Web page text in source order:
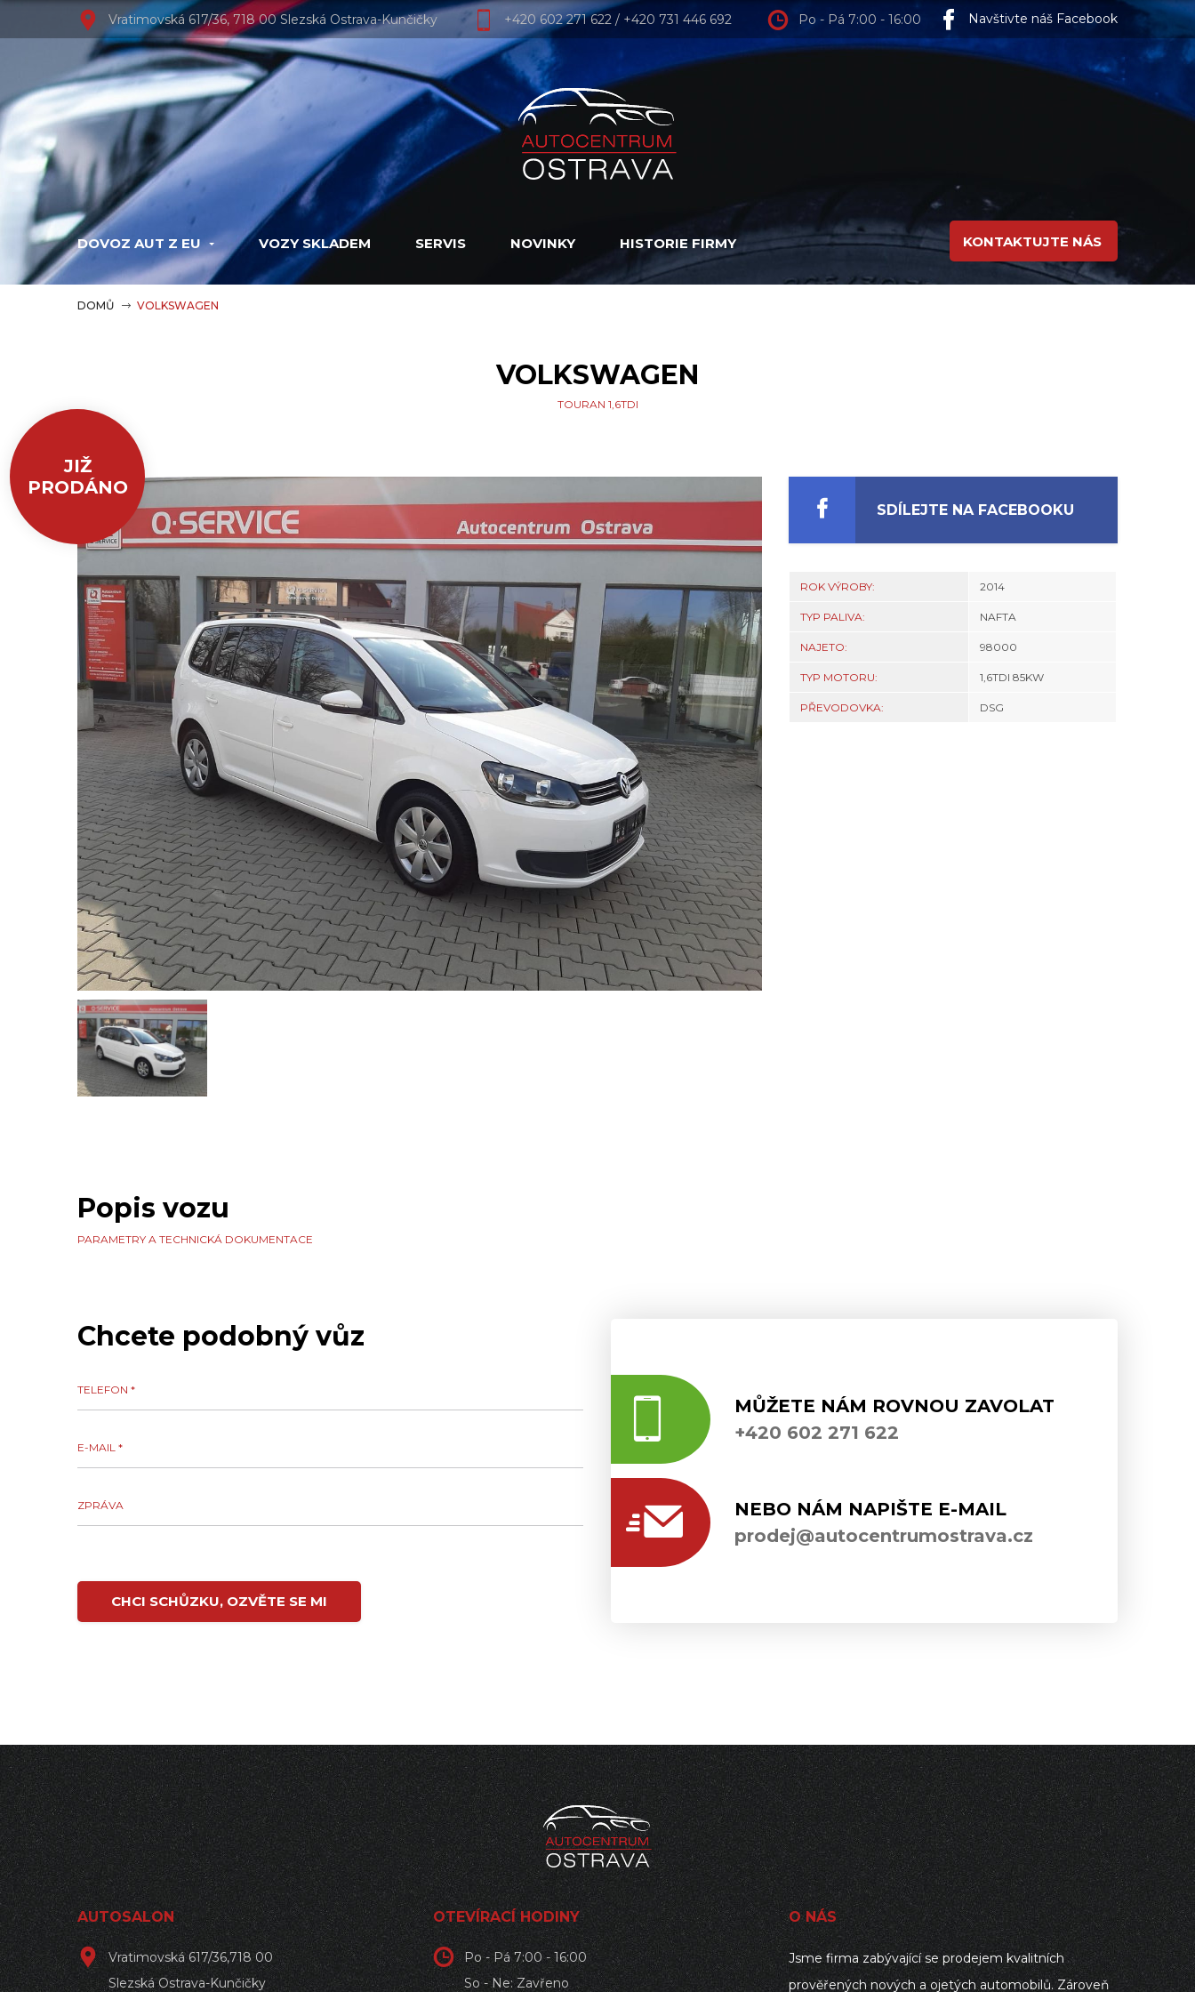
Vratimovská 617/36, 718 00 Slezská Ostrava-Kunčičky +420 602 271 622 / +420 731 446 692 Po - Pá 7:00 - 16:00 Navštivte náš Facebook
DOVOZ AUT Z EU VOZY SKLADEM SERVIS NOVINKY HISTORIE FIRMY KONTAKTUJTE NÁS
DOMŮ VOLKSWAGEN
VOLKSWAGEN
TOURAN 1,6TDI
JIŽ
PRODÁNO
SDÍLEJTE NA FACEBOOKU
ROK VÝROBY: 2014
TYP PALIVA: NAFTA
NAJETO: 98000
TYP MOTORU: 1,6TDI 85KW
PŘEVODOVKA: DSG
Popis vozu
PARAMETRY A TECHNICKÁ DOKUMENTACE
Chcete podobný vůz
MŮŽETE NÁM ROVNOU ZAVOLAT
+420 602 271 622
NEBO NÁM NAPIŠTE E-MAIL
prodej@autocentrumostrava.cz
AUTOSALON
Vratimovská 617/36,718 00
Slezská Ostrava-Kunčičky
OTEVÍRACÍ HODINY
Po - Pá 7:00 - 16:00
So - Ne: Zavřeno
O NÁS
Jsme firma zabývající se prodejem kvalitních
prověřených nových a ojetých automobilů. Zároveň